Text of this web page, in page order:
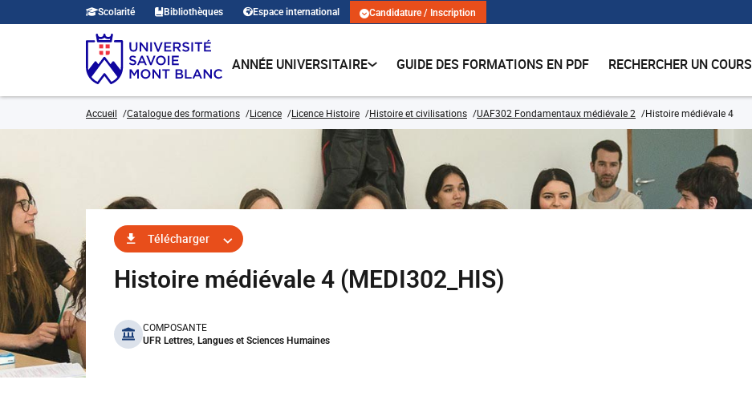
Scolarité Bibliothèques Espace international Candidature / Inscription
ANNÉE UNIVERSITAIRE GUIDE DES FORMATIONS EN PDF RECHERCHER UN COURS
Accueil Catalogue des formations Licence Licence Histoire Histoire et civilisations UAF302 Fondamentaux médiévale 2 Histoire médiévale 4
Télécharger
Histoire médiévale 4 (MEDI302_HIS)
benefits
COMPOSANTE
UFR Lettres, Langues et Sciences Humaines